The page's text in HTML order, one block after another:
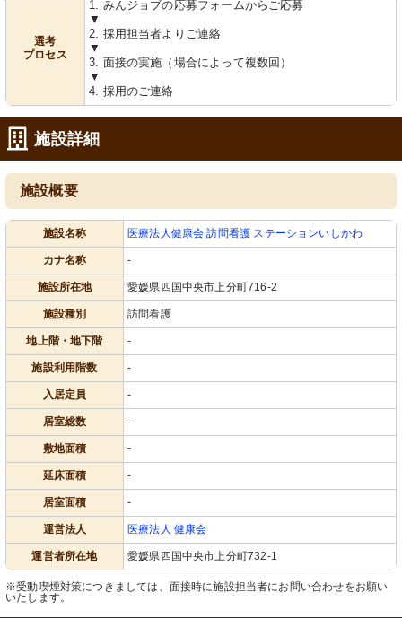
選考
プロセス
1. みんジョブの応募フォームからご応募
▼
2. 採用担当者よりご連絡
▼
3. 面接の実施（場合によって複数回）
▼
4. 採用のご連絡
施設詳細
施設概要
施設名称 医療法人健康会 訪問看護 ステーションいしかわ
カナ名称 -
施設所在地 愛媛県四国中央市上分町716-2
施設種別 訪問看護
地上階・地下階 -
施設利用階数 -
入居定員 -
居室総数 -
敷地面積 -
延床面積 -
居室面積 -
運営法人 医療法人 健康会
運営者所在地 愛媛県四国中央市上分町732-1
※受動喫煙対策につきましては、面接時に施設担当者にお問い合わせをお願い
いたします。